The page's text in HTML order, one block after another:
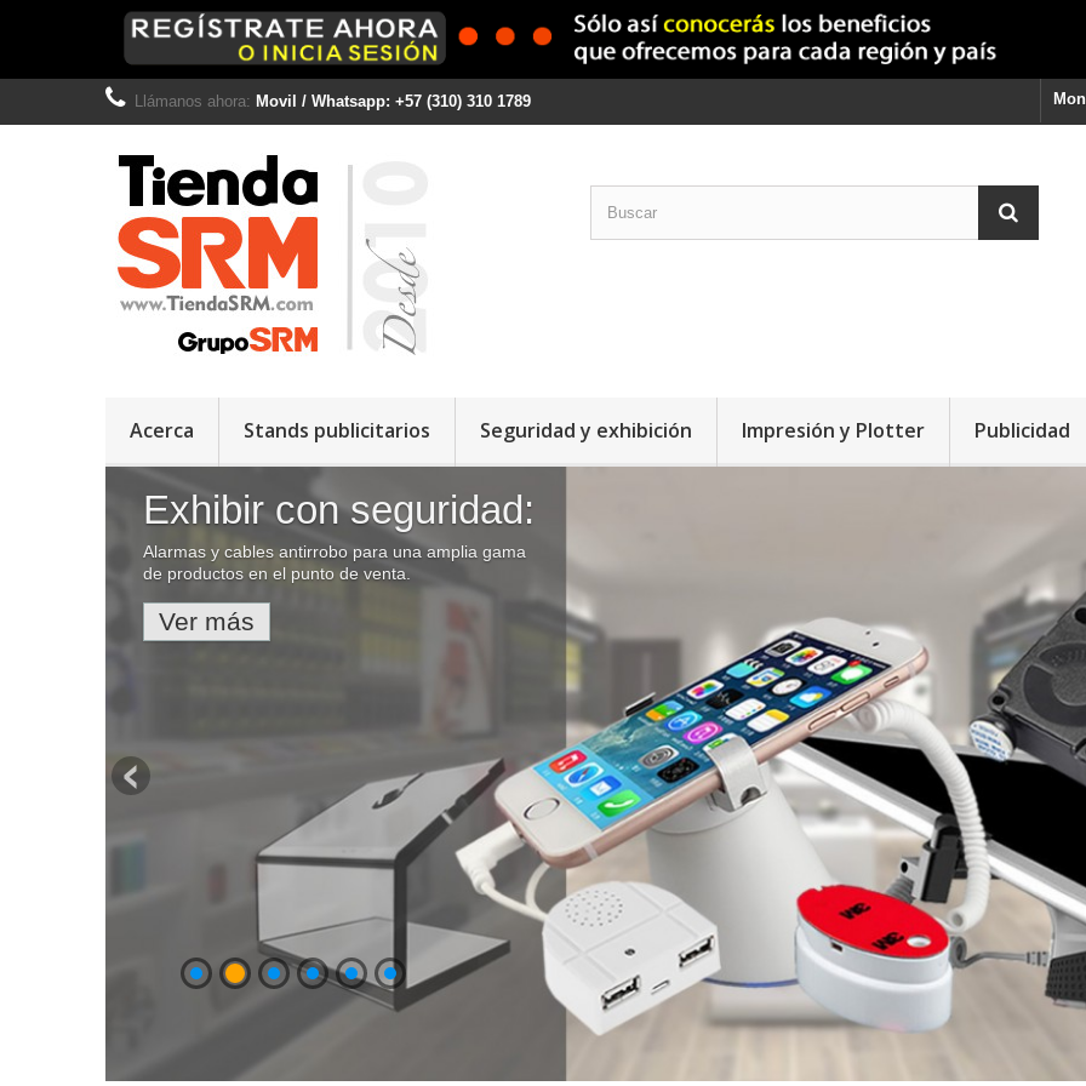
Llámanos ahora: Movil / Whatsapp: +57 (310) 310 1789
Acerca Stands publicitarios Seguridad y exhibición Impresión y Plotter Publicidad
Impresión Digital
Queremos Impresión-arte.
Impresión digital ecológicasobre diferentes
medios como: banner, vinilo adhesivo, tela,
canvas, floor graphics, papel fotográfico, papeles
mates, satinados y brillantes, etc.
llevar a cabo el proceso de laminación.
Ver más...